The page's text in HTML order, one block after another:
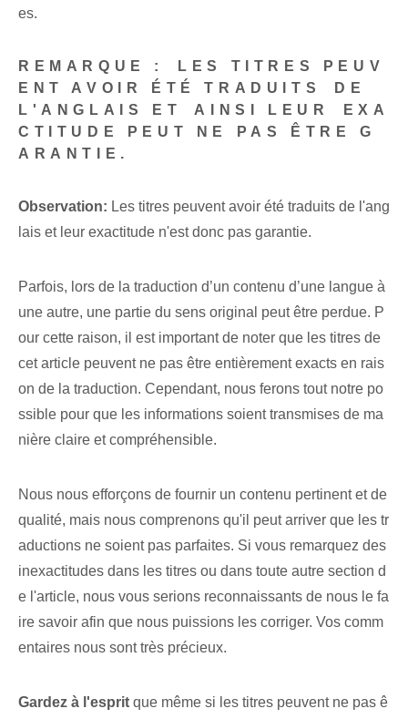
es.
REMARQUE :⁣ LES TITRES PEUV
ENT AVOIR ÉTÉ TRADUITS⁣ DE
L'ANGLAIS ET⁣ AINSI‍ LEUR⁣ EXA
CTITUDE PEUT NE PAS ÊTRE G
ARANTIE.
Observation: Les titres peuvent avoir été traduits de l'ang
lais et leur exactitude n'est donc pas garantie.
Parfois, lors de la traduction d’un contenu d’une langue à
une autre, une partie du sens original peut être perdue. P
our cette raison, il est important de noter que les titres de
cet article peuvent ne pas être entièrement exacts en rais
on de la traduction. Cependant, nous ferons tout notre po
ssible pour que les informations soient transmises de ma
nière claire et compréhensible.
Nous nous efforçons de fournir un contenu pertinent et de
qualité, mais nous comprenons qu'il peut arriver que les tr
aductions ne soient pas parfaites. Si vous remarquez des
inexactitudes dans les titres ou dans toute autre section d
e l'article, nous vous serions reconnaissants de nous le fa
ire savoir afin que nous puissions les corriger. Vos comm
entaires nous sont très précieux.
Gardez à l'esprit que même si les titres peuvent ne pas ê